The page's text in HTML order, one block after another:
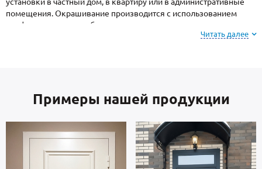
установки в частный дом, в квартиру или в административные
помещения. Окрашивание производится с использованием
профессионального оборудования и закреплением в термопечи,
поэтому поверхность имеет повышенную устойчивость к сколам
Внимание: при заказе, вы можетевыбрать цвет и
представленных на сайте или из образцов у
мастера по замерам.
Читать далее
Примеры нашей продукции